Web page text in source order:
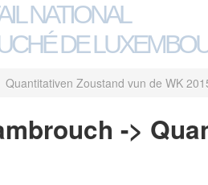
NATIONAL
DE
Quantitativen Zoustand vun de WK
->